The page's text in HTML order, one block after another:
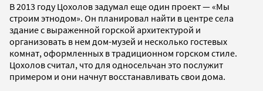
В 2013 году Цохолов задумал еще один проект — «Мы
строим этнодом». Он планировал найти в центре села
здание с выраженной горской архитектурой и
организовать в нем дом-музей и несколько гостевых
комнат, оформленных в традиционном горском стиле.
Цохолов считал, что для односельчан это послужит
примером и они начнут восстанавливать свои дома.